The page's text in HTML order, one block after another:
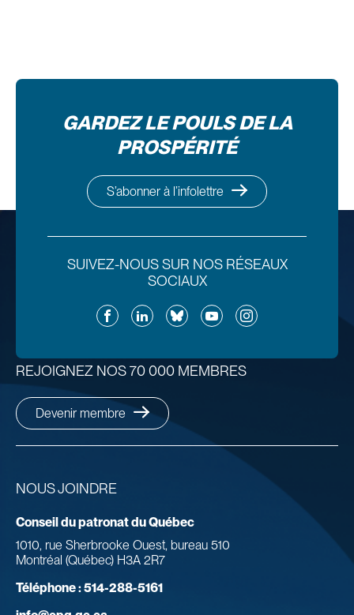
GARDEZ LE POULS DE LA
PROSPÉRITÉ
S’abonner à l’infolettre
SUIVEZ-NOUS SUR NOS RÉSEAUX
SOCIAUX
FacebookLinkedInBlueskyYouTubeInstagram
NOUS JOINDRE
Conseil du patronat du Québec
1010, rue Sherbrooke Ouest, bureau 510
Montréal (Québec) H3A 2R7
Téléphone :514-288-5161
REJOIGNEZ NOS 70 000 MEMBRES
Devenir membre